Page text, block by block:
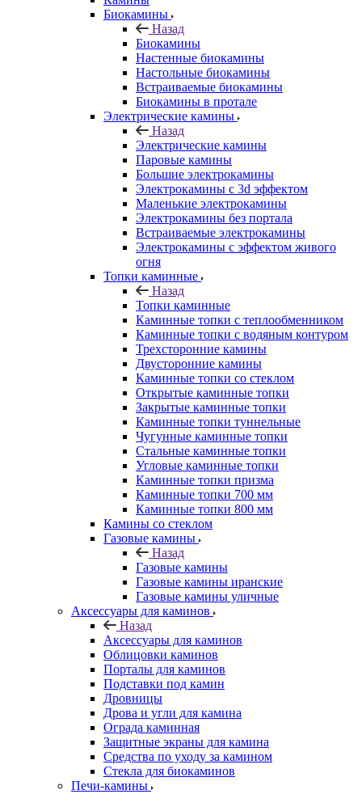
Биокамины
Назад
Биокамины
Настенные биокамины
Настольные биокамины
Встраиваемые биокамины
Биокамины в протале
Электрические камины
Назад
Электрические камины
Паровые камины
Большие электрокамины
Электрокамины с 3d эффектом
Маленькие электрокамины
Электрокамины без портала
Встраиваемые электрокамины
Электрокамины с эффектом живого
огня
Топки каминные
Назад
Топки каминные
Каминные топки с теплообменником
Каминные топки с водяным контуром
Трехсторонние камины
Двусторонние камины
Каминные топки со стеклом
Открытые каминные топки
Закрытые каминные топки
Каминные топки туннельные
Чугунные каминные топки
Стальные каминные топки
Угловые каминные топки
Каминные топки призма
Каминные топки 700 мм
Каминные топки 800 мм
Камины со стеклом
Газовые камины
Назад
Газовые камины
Газовые камины иранские
Газовые камины уличные
Аксессуары для каминов
Назад
Аксессуары для каминов
Облицовки каминов
Порталы для каминов
Подставки под камин
Дровницы
Дрова и угли для камина
Ограда каминная
Защитные экраны для камина
Средства по уходу за камином
Стекла для биокаминов
Печи-камины